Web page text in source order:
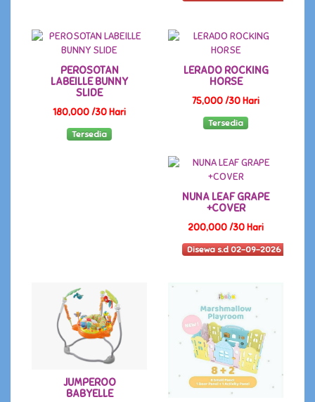
PEROSOTAN
LABEILLE BUNNY
SLIDE
180,000 /30 Hari
Tersedia
LERADO ROCKING
HORSE
75,000 /30 Hari
Tersedia
NUNA LEAF GRAPE
+COVER
200,000 /30 Hari
Disewa s.d 02-09-2026
JUMPEROO
BABYELLE